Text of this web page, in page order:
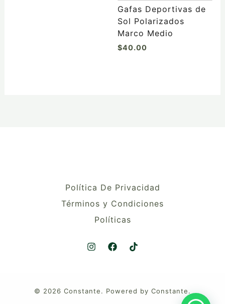
la
página
de
producto
Gafas Deportivas de
Sol Polarizados
Marco Medio
$40.00
Política De Privacidad
Términos y Condiciones
Políticas
© 2026 Constante. Powered by Constante.